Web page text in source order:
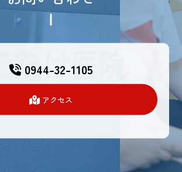
0944-32-1105
アクセス